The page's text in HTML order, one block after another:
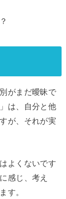
がまだ曖昧で
は、自分と他
が、それが実
よくないです
感じ、考え
す。